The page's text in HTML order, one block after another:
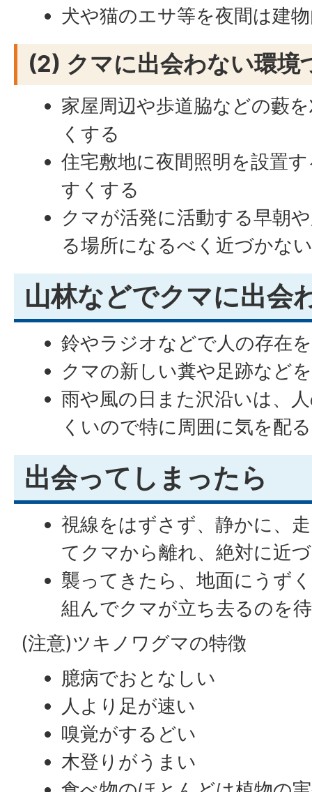
犬や猫のエサ等を夜間は建
(2) クマに出会わない環境
家屋周辺や歩道脇などの藪
くする
住宅敷地に夜間照明を設置
すくする
クマが活発に活動する早朝
る場所になるべく近づかな
山林などでクマに出会
鈴やラジオなどで人の存在
クマの新しい糞や足跡など
雨や風の日また沢沿いは、
くいので特に周囲に気を配
出会ってしまったら
視線をはずさず、静かに、
てクマから離れ、絶対に近
襲ってきたら、地面にうず
組んでクマが立ち去るのを
(注意)ツキノワグマの特徴
臆病でおとなしい
人より足が速い
嗅覚がするどい
木登りがうまい